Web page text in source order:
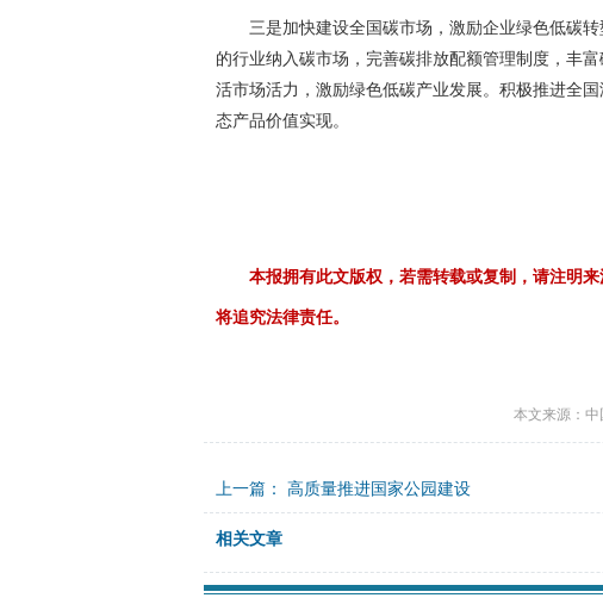
三是加快建设全国碳市场，激励企业绿色低碳
的行业纳入碳市场，完善碳排放配额管理制度，丰
活市场活力，激励绿色低碳产业发展。积极推进全
态产品价值实现。
本报拥有此文版权，若需转载或复制，请注明
将追究法律责任。
本文来源：中
上一篇： 高质量推进国家公园建设
相关文章